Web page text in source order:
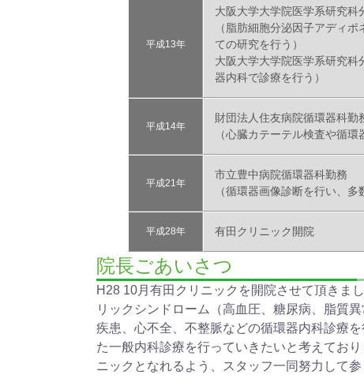
平成13年
大阪大学大学院医学系研究
（脂肪細胞分泌因子アディ
ての研究を行う）
大阪大学大学院医学系研究
器内科で診療を行う）
平成14年
財団法人住友病院循環器科勤
（心臓カテーテル検査や循環
平成21年
市立豊中病院循環器科勤務
（循環器画像診断を行い、
平成28年 有田クリニック開院
院長ごあいさつ
H28 10月有田クリニックを開院させて頂きま
リックシンドローム（高血圧、糖尿病、脂質
疾患、心不全、不整脈などの循環器内科診療
た一般内科診療を行っていきたいと考えてお
ニックとなれるよう、スタッフ一同努力して